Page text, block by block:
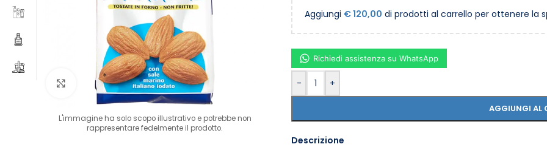
Clicca per ingrandire
L'immagine ha solo scopo illustrativo e potrebbe non
rappresentare fedelmente il prodotto.
Aggiungi €120,00 di prodotti al carrello per ottenere la
- +
AGGIUNGI AL
Richiedi assistenza su WhatsApp
Descrizione